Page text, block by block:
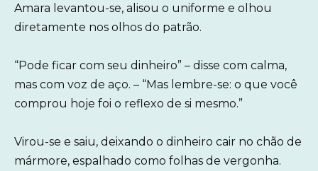
Amara levantou-se, alisou o uniforme e olhou
diretamente nos olhos do patrão.
“Pode ficar com seu dinheiro” – disse com calma,
mas com voz de aço. – “Mas lembre-se: o que você
comprou hoje foi o reflexo de si mesmo.”
Virou-se e saiu, deixando o dinheiro cair no chão de
mármore, espalhado como folhas de vergonha.